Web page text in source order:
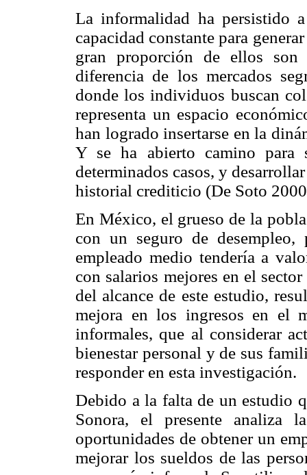
La informalidad ha persistido
capacidad constante para
gran proporción de ellos
diferencia de los mercados
donde los individuos buscan
representa un espacio
han logrado insertarse en la
Y se ha abierto camino para
determinados casos, y
historial crediticio (De Soto
En México, el grueso de la
con un seguro de
empleado medio tendería a
con salarios mejores en el
del alcance de este estudio,
mejora en los ingresos en el
informales, que al considerar
bienestar personal y de sus
responder en esta investigación.
Debido a la falta de un estudio
Sonora, el presente analiza
oportunidades de obtener un
mejorar los sueldos de las